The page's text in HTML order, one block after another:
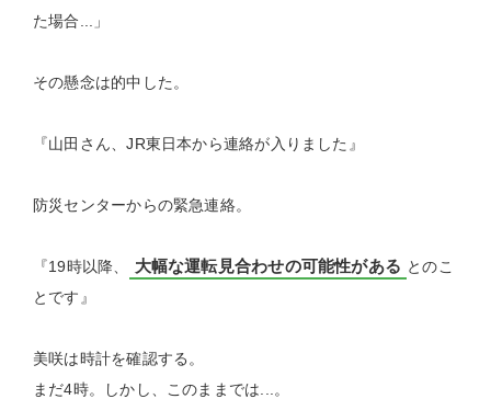
た場合...」
その懸念は的中した。
『山田さん、JR東日本から連絡が入りました』
防災センターからの緊急連絡。
『19時以降、 大幅な運転見合わせの可能性がある とのこ
とです』
美咲は時計を確認する。
まだ4時。しかし、このままでは...。